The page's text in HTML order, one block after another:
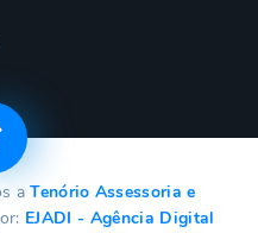
aTenório Assessoria e
EJADI - Agência Digital